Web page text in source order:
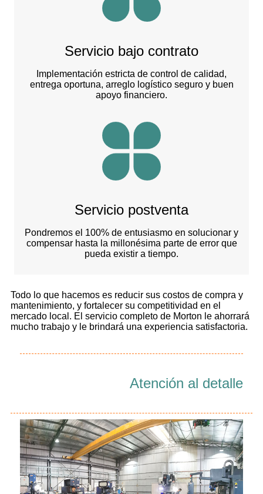
Servicio bajo contrato
Implementación estricta de control de calidad,
entrega oportuna, arreglo logístico seguro y buen
apoyo financiero.
Servicio postventa
Pondremos el 100% de entusiasmo en solucionar y
compensar hasta la millonésima parte de error que
pueda existir a tiempo.
Todo lo que hacemos es reducir sus costos de compra y
mantenimiento, y fortalecer su competitividad en el
mercado local. El servicio completo de Morton le ahorrará
mucho trabajo y le brindará una experiencia satisfactoria.
Atención al detalle